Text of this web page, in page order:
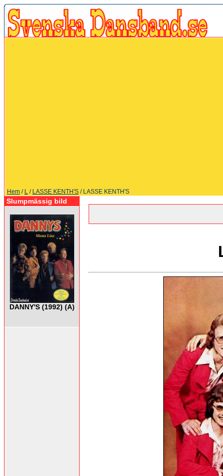
Hem / L / LASSE KENTH'S / LASSE KENTH'S
Slumpmässig bild
DANNY'S (1992) (A)